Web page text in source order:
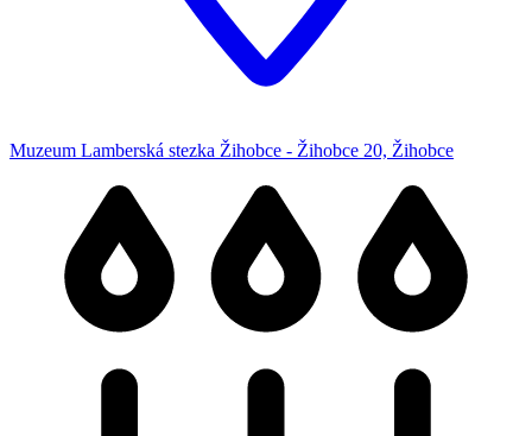
Muzeum Lamberská stezka Žihobce - Žihobce 20, Žihobce